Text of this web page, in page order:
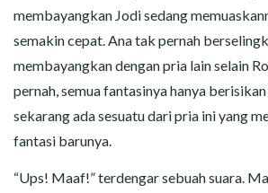
membayangkan Jodi sedang
semakin cepat. Ana tak pernah
membayangkan dengan pria lain selain
pernah, semua fantasinya hanya
sekarang ada sesuatu dari pria ini yang
fantasi barunya.
“Ups! Maaf!” terdengar sebuah suara.